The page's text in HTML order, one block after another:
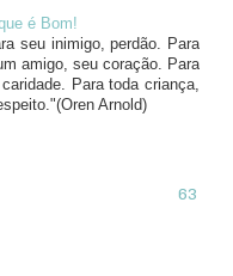
é Bom!
seu inimigo, perdão. Para
amigo, seu coração. Para
Para toda criança,
Arnold)